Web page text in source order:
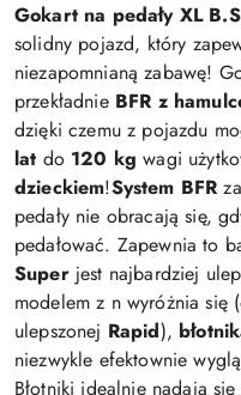
Gokart na pedały XL
solidny pojazd, który
niezapomnianą zabawę!
przekładnie BFR z
dzięki czemu z pojazdu
lat do 120 kg wagi
dzieckiem!System BFR
​​pedały nie obracają się,
pedałować. Zapewnia to
Superjest najbardziej
modelem z n wyróżnia się
ulepszonej Rapid),
niezwykle efektownie
Błotniki idealnie nadają